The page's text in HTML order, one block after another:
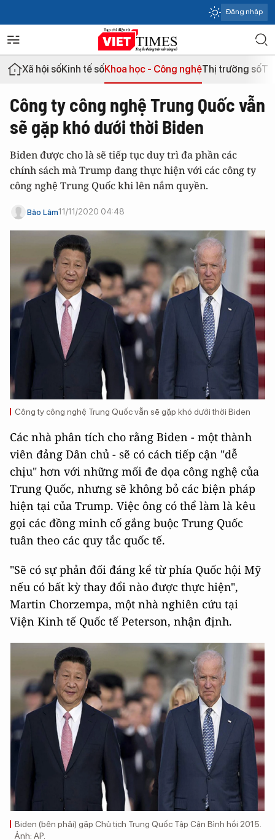
Đăng nhập
Xã hội sốKinh tế sốKhoa học - Công nghệThị trường số
Công ty công nghệ Trung Quốc vẫn
sẽ gặp khó dưới thời Biden
Biden được cho là sẽ tiếp tục duy trì đa phần các
chính sách mà Trump đang thực hiện với các công ty
công nghệ Trung Quốc khi lên nắm quyền.
Bảo Lâm11/11/2020 04:48
Công ty công nghệ Trung Quốc vẫn sẽ gặp khó dưới thời Biden
Các nhà phân tích cho rằng Biden - một thành
viên đảng Dân chủ - sẽ có cách tiếp cận "dễ
chịu" hơn với những mối đe dọa công nghệ của
Trung Quốc, nhưng sẽ không bỏ các biện pháp
hiện tại của Trump. Việc ông có thể làm là kêu
gọi các đồng minh cố gắng buộc Trung Quốc
tuân theo các quy tắc quốc tế.
"Sẽ có sự phản đối đáng kể từ phía Quốc hội Mỹ
nếu có bất kỳ thay đổi nào được thực hiện",
Martin Chorzempa, một nhà nghiên cứu tại
Viện Kinh tế Quốc tế Peterson, nhận định.
Biden (bên phải) gặp Chủ tịch Trung Quốc Tập Cận Bình hồi 2015.
Ảnh: AP.